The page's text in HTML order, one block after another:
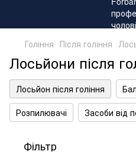
Гоління Після гоління
Лосьйони після
Лосьйон після гоління
Розпилювачі
Засоби від
Фільтр